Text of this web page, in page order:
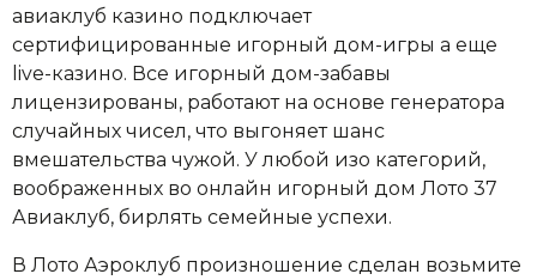
авиаклуб казино подключает
сертифицированные игорный дом-игры а еще
live-казино. Все игорный дом-забавы
лицензированы, работают на основе генератора
случайных чисел, что выгоняет шанс
вмешательства чужой. У любой изо категорий,
воображенных во онлайн игорный дом Лото 37
Авиаклуб, бирлять семейные успехи.
В Лото Аэроклуб произношение сделан возьмите